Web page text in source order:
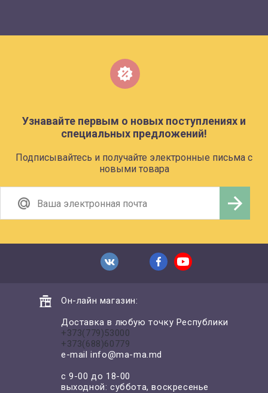
Узнавайте первым о новых поступлениях и
специальных предложений!
Подписывайтесь и получайте электронные письма с
новыми товара
Он-лайн магазин:
Доставка в любую точку Республики
+373(779)53000
+373(688)60779
e-mailinfo@ma-ma.md
с 9-00 до 18-00
выходной: суббота, воскресенье